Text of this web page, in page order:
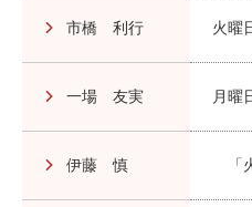
市橋 利行 火曜
一場 友実 月曜
伊藤 慎 「